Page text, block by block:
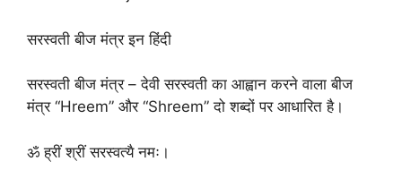
सरस्वती बीज मंत्र इन हिंदी
सरस्वती बीज मंत्र – देवी सरस्वती का आह्वान करने वाला बीज
मंत्र “Hreem” और “Shreem” दो शब्दों पर आधारित है।
ॐ ह्रीं श्रीं सरस्वत्यै नमः।